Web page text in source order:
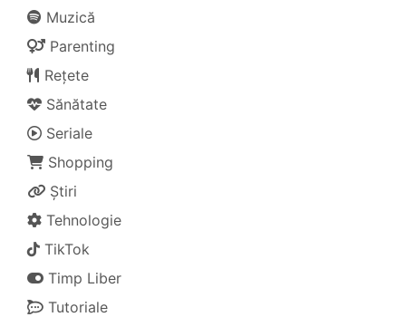
Muzică
Parenting
Rețete
Sănătate
Seriale
Shopping
Știri
Tehnologie
TikTok
Timp Liber
Tutoriale